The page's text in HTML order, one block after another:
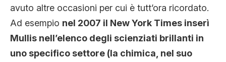
avuto altre occasioni per cui è tutt’ora ricordato.
Ad esempio nel 2007 il New York Times inserì
Mullis nell’elenco degli scienziati brillanti in
uno specifico settore (la chimica, nel suo